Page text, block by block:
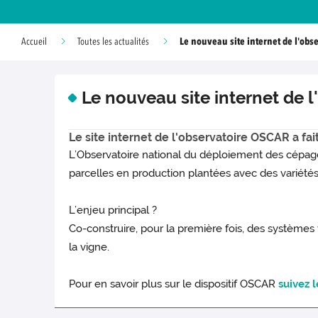
Accueil Toutes les actualités Le nouveau site internet de
Le nouveau site internet de
Le site internet de l'observatoire OSCAR a
L’Observatoire national du déploiement des
parcelles en production plantées avec des
L’enjeu principal ?
Co-construire, pour la première fois, des
la vigne.
Pour en savoir plus sur le dispositif OSCARsuivez